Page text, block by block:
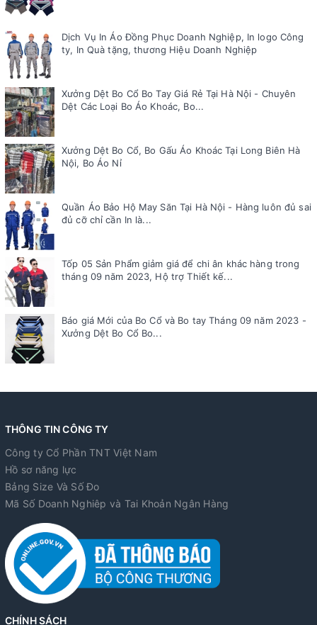
Dịch Vụ In Áo Đồng Phục Doanh Nghiệp, In logo Công
ty, In Quà tặng, thương Hiệu Doanh Nghiệp
Xưởng Dệt Bo Cổ Bo Tay Giá Rẻ Tại Hà Nội - Chuyên
Dệt Các Loại Bo Áo Khoác, Bo...
Xưởng Dệt Bo Cổ, Bo Gấu Áo Khoác Tại Long Biên Hà
Nội, Bo Áo Nỉ
Quần Áo Bảo Hộ May Săn Tại Hà Nội - Hàng luôn đủ sai
đủ cỡ chỉ cần In là...
Tốp 05 Sản Phẩm giảm giá để chi ân khác hàng trong
tháng 09 năm 2023, Hộ trợ Thiết kế...
Báo giá Mới của Bo Cổ và Bo tay Tháng 09 năm 2023 -
Xưởng Dệt Bo Cổ Bo...
THÔNG TIN CÔNG TY
Công ty Cổ Phần TNT Việt Nam
Hồ sơ năng lực
Bảng Size Và Số Đo
Mã Số Doanh Nghiêp và Tai Khoản Ngân Hàng
CHÍNH SÁCH